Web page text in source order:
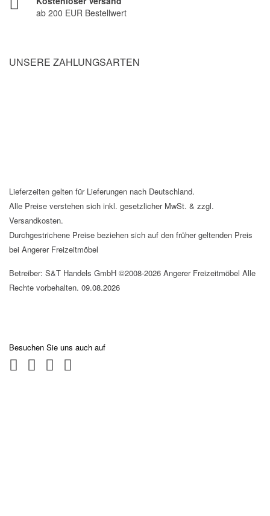
ab 200 EUR Bestellwert
UNSERE ZAHLUNGSARTEN
Lieferzeiten gelten für Lieferungen nach Deutschland.
Alle Preise verstehen sich inkl. gesetzlicher MwSt. & zzgl.
Versandkosten.
Durchgestrichene Preise beziehen sich auf den früher geltenden Preis
bei Angerer Freizeitmöbel
Betreiber: S&T Handels GmbH ©2008-2026 Angerer Freizeitmöbel Alle
Rechte vorbehalten. 09.08.2026
Besuchen Sie uns auch auf